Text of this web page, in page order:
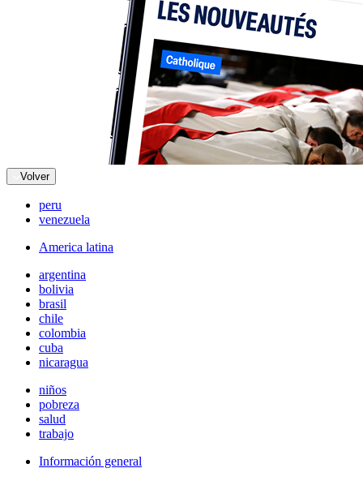
Volver
peru
venezuela
America latina
argentina
bolivia
brasil
chile
colombia
cuba
nicaragua
niños
pobreza
salud
trabajo
Información general